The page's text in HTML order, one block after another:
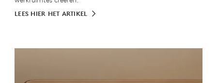
LEES HIER HET ARTIKEL